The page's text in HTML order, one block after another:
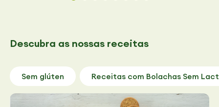
Descubra as nossas receitas
Sem glúten Receitas com Bolachas Sem